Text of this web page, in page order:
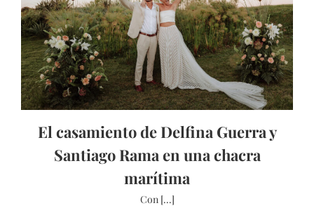
El casamiento de Delfina Guerra y
Santiago Rama en una chacra
marítima
Con [...]